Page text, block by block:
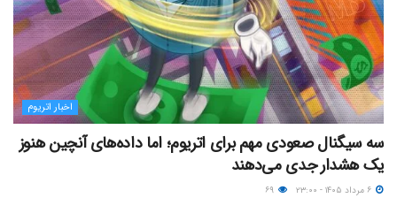
اخبار اتریوم
سه سیگنال صعودی مهم برای اتریوم؛ اما داده‌های آنچین هنوز
یک هشدار جدی می‌دهند